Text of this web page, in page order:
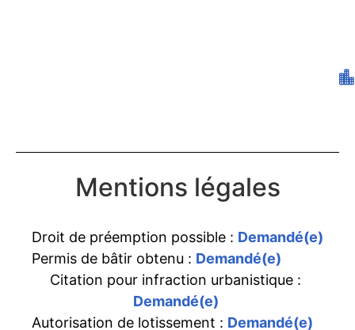
Mentions légales
Droit de préemption possible : Demandé(e)
Permis de bâtir obtenu : Demandé(e)
Citation pour infraction urbanistique :
Demandé(e)
Autorisation de lotissement : Demandé(e)